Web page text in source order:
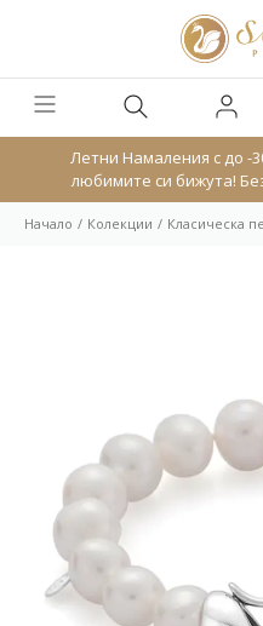
Летни Намаления с до -
любимите си бижута!
Начало Колекции Класическа